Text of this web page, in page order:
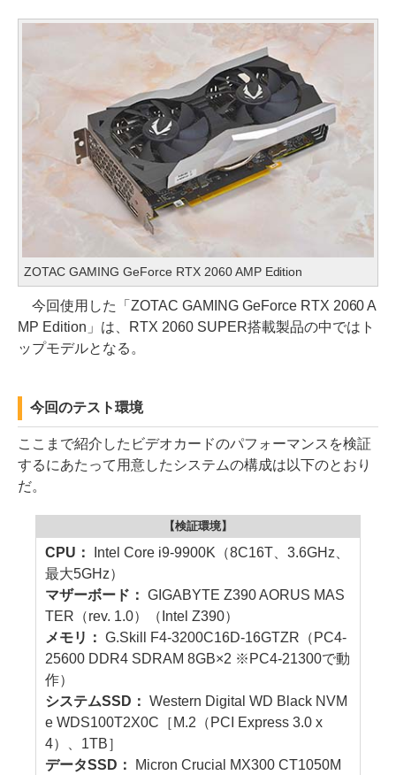
ZOTAC GAMING GeForce RTX 2060 AMP Edition
今回使用した「ZOTAC GAMING GeForce RTX 2060 A
MP Edition」は、RTX 2060 SUPER搭載製品の中ではト
ップモデルとなる。
今回のテスト環境
ここまで紹介したビデオカードのパフォーマンスを検証
するにあたって用意したシステムの構成は以下のとおり
だ。
【検証環境】
CPU：
Intel Core i9-9900K（8C16T、3.6GHz、
最大5GHz）
マザーボード：GIGABYTE Z390 AORUS MAS
TER（rev. 1.0）（Intel Z390）
メモリ：G.Skill F4-3200C16D-16GTZR（PC4-
25600 DDR4 SDRAM 8GB×2 ※PC4-21300で動
作）
システムSSD：Western Digital WD Black NVM
e WDS100T2X0C［M.2（PCI Express 3.0 x
4）、1TB］
データSSD：
Micron Crucial MX300 CT1050M